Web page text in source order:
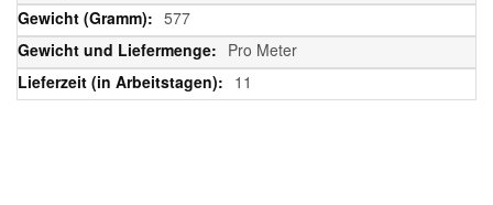
577
Pro Meter
11